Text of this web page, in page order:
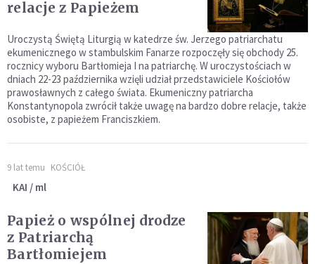
relacje z Papieżem
Uroczystą Świętą Liturgią w katedrze św. Jerzego patriarchatu
ekumenicznego w stambulskim Fanarze rozpoczęły się obchody 25.
rocznicy wyboru Bartłomieja I na patriarchę. W uroczystościach w
dniach 22-23 października wzięli udział przedstawiciele Kościołów
prawosławnych z całego świata. Ekumeniczny patriarcha
Konstantynopola zwrócił także uwagę na bardzo dobre relacje, także
osobiste, z papieżem Franciszkiem.
9 lat temu KOŚCIÓŁ
KAI / ml
Papież o wspólnej drodze
z Patriarchą
Bartłomiejem